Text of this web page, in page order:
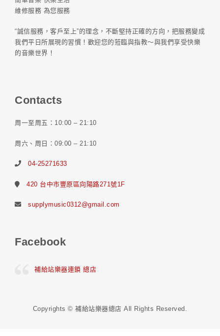
維修服務 為您服務
“誠信服務，客戶至上”的理念，不斷堅持正確的方向，把服務變成
我們平日所展現的習慣！歡迎您的蒞臨與指教～與我們享受快樂
的音樂世界！
Contacts
周一至周五：10:00 – 21:10
周六、周日：09:00 – 21:10
04-25271633
420 台中市豐原區向陽路271號1F
supplymusic0312@gmail.com
Facebook
補給站樂器連鎖 總店
Copyrights © 補給站樂器總店 All Rights Reserved.